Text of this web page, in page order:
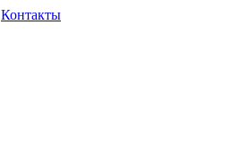
Контакты